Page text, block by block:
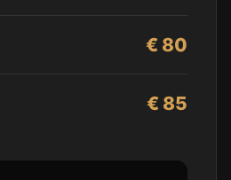
€ 80
€ 85